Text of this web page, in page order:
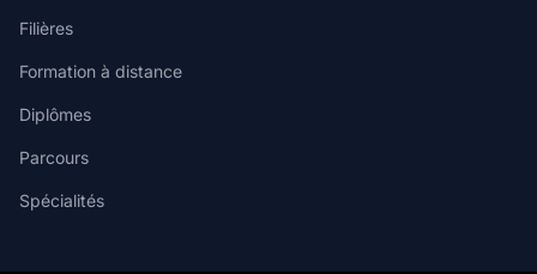
Filières
Formation à distance
Diplômes
Parcours
Spécialités